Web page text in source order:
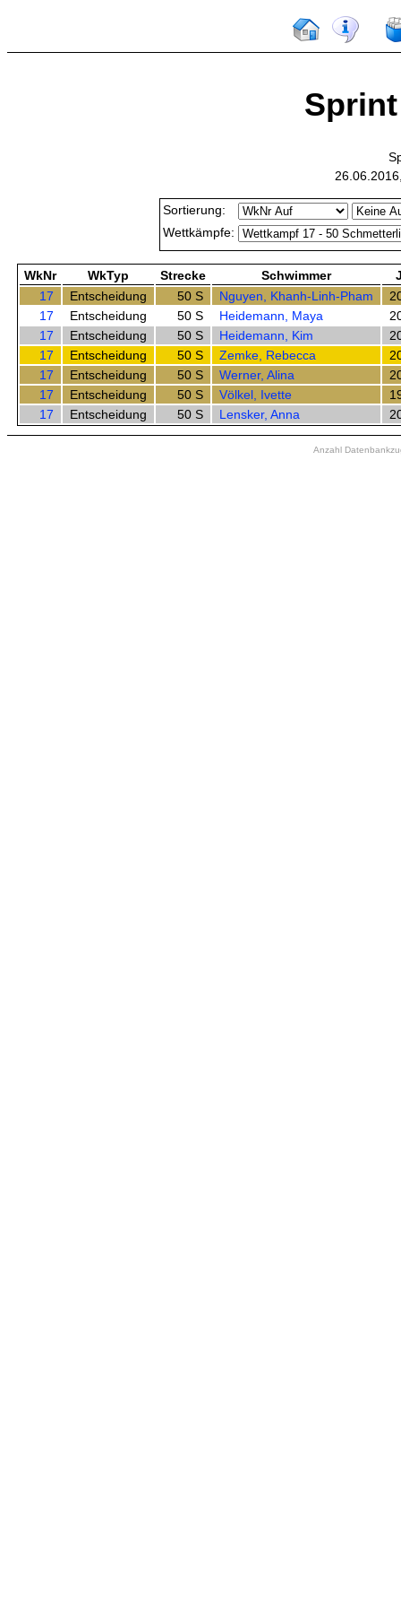
Sortierung:
Wettkämpfe:
WkNr WkTyp Strecke Schwimmer
17
Entscheidung 50 S Nguyen, Khanh-Linh-Pham
17
Entscheidung 50 S Heidemann, Maya
17
Entscheidung 50 S Heidemann, Kim
17
Entscheidung 50 S Zemke, Rebecca
17
Entscheidung 50 S Werner, Alina
17
Entscheidung 50 S Völkel, Ivette
17
Entscheidung 50 S Lensker, Anna
Anzahl